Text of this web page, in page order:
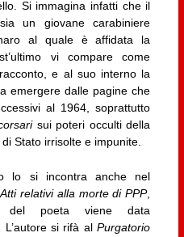
Si immagina infatti che il
un giovane carabiniere
al quale è affidata la
vi compare come
e al suo interno la
emergere dalle pagine che
al 1964, soprattutto
sui poteri occulti della
Stato irrisolte e impunite.
lo si incontra anche nel
Atti relativi alla morte di PPP,
poeta viene data
L’autore si rifà alPurgatorio